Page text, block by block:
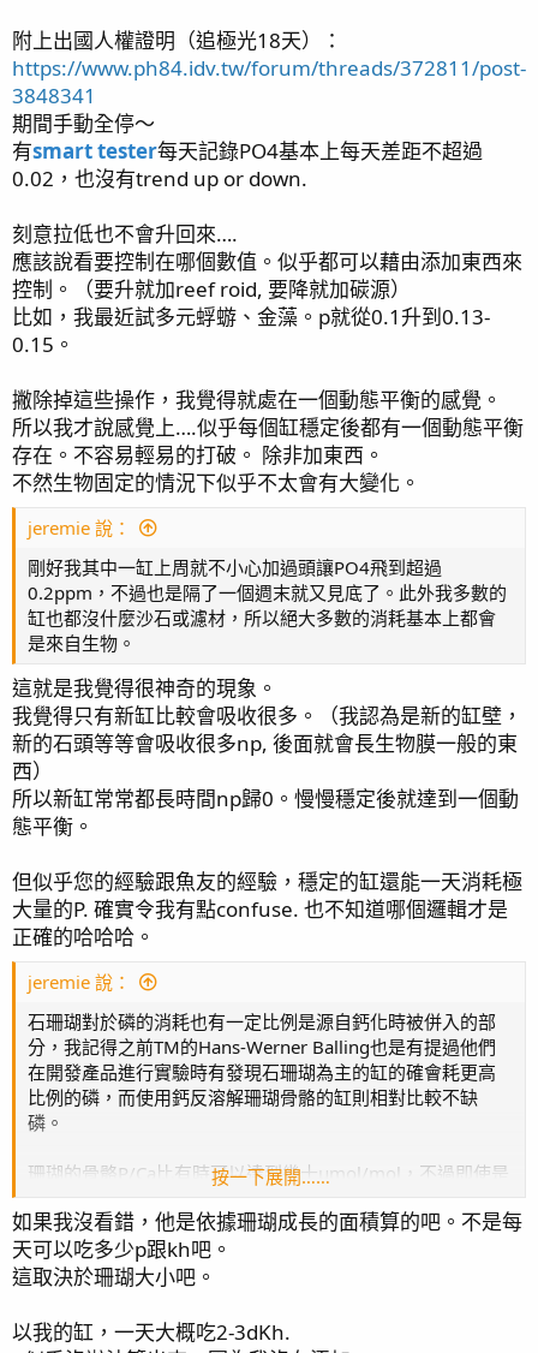
附上出國人權證明（追極光18天）：
https://www.ph84.idv.tw/forum/threads/372811/post-
3848341
期間手動全停～
有smart tester每天記錄PO4基本上每天差距不超過
0.02，也沒有trend up or down.
刻意拉低也不會升回來….
應該說看要控制在哪個數值。似乎都可以藉由添加東西來
控制。（要升就加reef roid, 要降就加碳源）
比如，我最近試多元蜉蝣、金藻。p就從0.1升到0.13-
0.15。
撇除掉這些操作，我覺得就處在一個動態平衡的感覺。
所以我才說感覺上….似乎每個缸穩定後都有一個動態平衡
存在。不容易輕易的打破。 除非加東西。
不然生物固定的情況下似乎不太會有大變化。
jeremie 說：
剛好我其中一缸上周就不小心加過頭讓PO4飛到超過
0.2ppm，不過也是隔了一個週末就又見底了。此外我多數的
缸也都沒什麼沙石或濾材，所以絕大多數的消耗基本上都會
是來自生物。
這就是我覺得很神奇的現象。
我覺得只有新缸比較會吸收很多。（我認為是新的缸壁，
新的石頭等等會吸收很多np, 後面就會長生物膜一般的東
西）
所以新缸常常都長時間np歸0。慢慢穩定後就達到一個動
態平衡。
但似乎您的經驗跟魚友的經驗，穩定的缸還能一天消耗極
大量的P. 確實令我有點confuse. 也不知道哪個邏輯才是
正確的哈哈哈。
jeremie 說：
石珊瑚對於磷的消耗也有一定比例是源自鈣化時被併入的部
分，我記得之前TM的Hans-Werner Balling也是有提過他們
在開發產品進行實驗時有發現石珊瑚為主的缸的確會耗更高
比例的磷，而使用鈣反溶解珊瑚骨骼的缸則相對比較不缺
磷。
珊瑚的骨骼P/Ca比有時可以達到幾十µmol/mol，不過即使是
計算，即使粗略抓個低標5 µmol/mol好了，換算起來也可以
得到每耗20ppm的鈣及2.8dKH來建骨骼，順便也能再吃近
0.2ppm的PO4(若假設磷來源都是水中的PO4)。
按一下展開……
如果我沒看錯，他是依據珊瑚成長的面積算的吧。不是每
天可以吃多少p跟kh吧。
這取決於珊瑚大小吧。
以我的缸，一天大概吃2-3dKh.